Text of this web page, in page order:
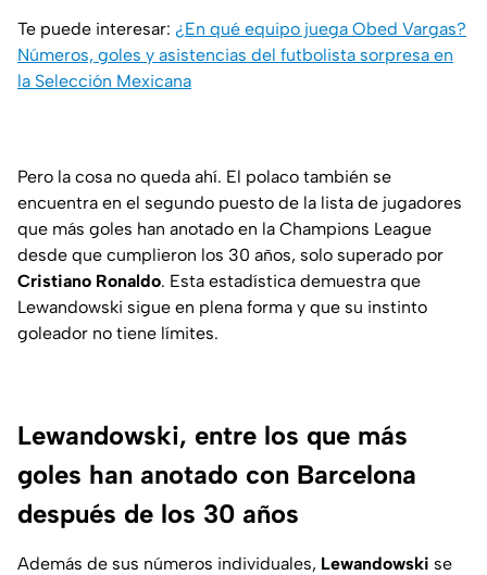
Te puede interesar: ¿En qué equipo juega Obed Vargas?
Números, goles y asistencias del futbolista sorpresa en
la Selección Mexicana
Pero la cosa no queda ahí. El polaco también se
encuentra en el segundo puesto de la lista de jugadores
que más goles han anotado en la Champions League
desde que cumplieron los 30 años, solo superado por
Cristiano Ronaldo. Esta estadística demuestra que
Lewandowski sigue en plena forma y que su instinto
goleador no tiene límites.
Lewandowski, entre los que más
goles han anotado con Barcelona
después de los 30 años
Además de sus números individuales, Lewandowski se